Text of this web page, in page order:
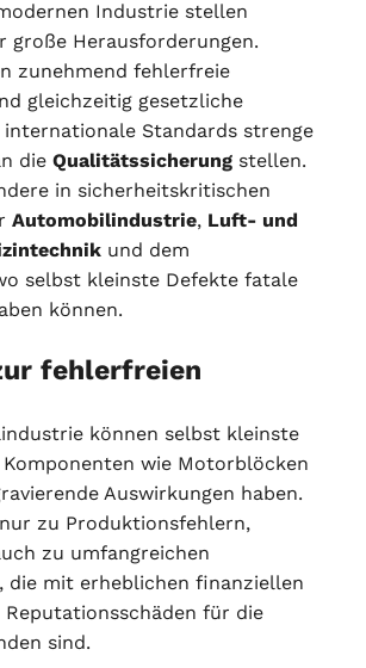
Industrie stellen
große Herausforderungen.
zunehmend fehlerfreie
gleichzeitig gesetzliche
Standards strenge
die Qualitätssicherung stellen.
in sicherheitskritischen
Automobilindustrie, Luft- und
und dem
selbst kleinste Defekte fatale
können.
fehlerfreien
können selbst kleinste
wie Motorblöcken
Auswirkungen haben.
zu Produktionsfehlern,
zu umfangreichen
die mit erheblichen finanziellen
Reputationsschäden für die
sind.